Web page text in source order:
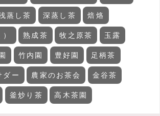
蒸し茶 深蒸し茶 焙烙
熟成茶 牧之原茶 玉露
竹内園 豊好園 足柄茶
ダー 農家のお茶会 金谷茶
釜炒り茶 高木茶園